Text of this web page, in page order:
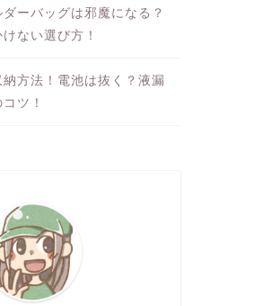
ーバッグは邪魔になる？
ない選び方！
方法！電池は抜く？液漏
ツ！